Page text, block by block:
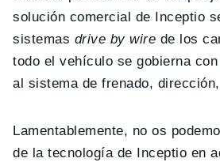
solución comercial de Inceptio
sistemas drive by wire de los
todo el vehículo se gobierna
al sistema de frenado,
Lamentablemente, no os
de la tecnología de Inceptio en